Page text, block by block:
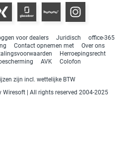
voor dealers Juridisch
office-365
Contact opnemen met
Over ons
Herroepingsrecht
AVK Colofon
zijn incl. wettelijke BTW
| All rights reserved 2004-2025